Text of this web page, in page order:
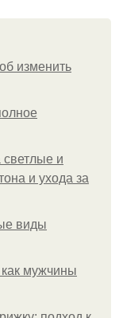
изменить
и
и ухода за
виды
мужчины